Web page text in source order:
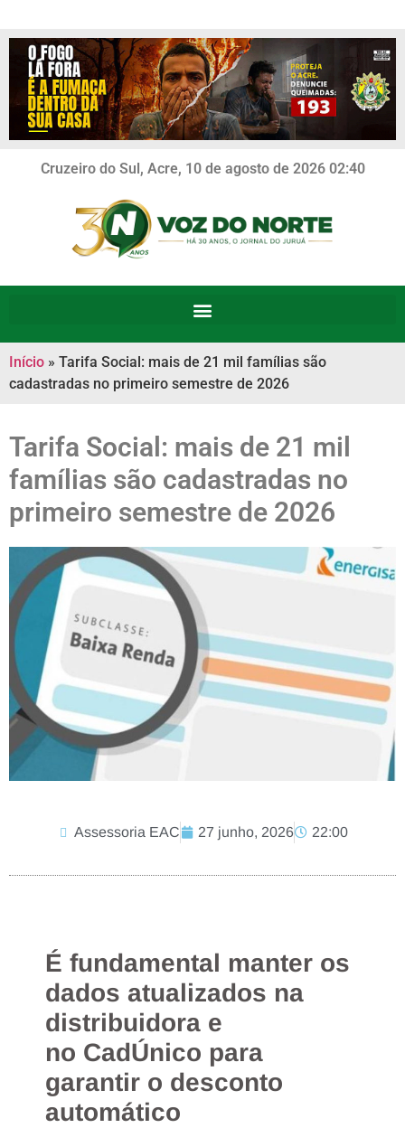
Cruzeiro do Sul, Acre, 10 de agosto de 2026 02:40
Início » Tarifa Social: mais de 21 mil famílias são
cadastradas no primeiro semestre de 2026
Tarifa Social: mais de 21 mil
famílias são cadastradas no
primeiro semestre de 2026
Assessoria EAC 27 junho, 2026 22:00
É fundamental manter os
dados atualizados na
distribuidora e
no CadÚnico para
garantir o desconto
automático